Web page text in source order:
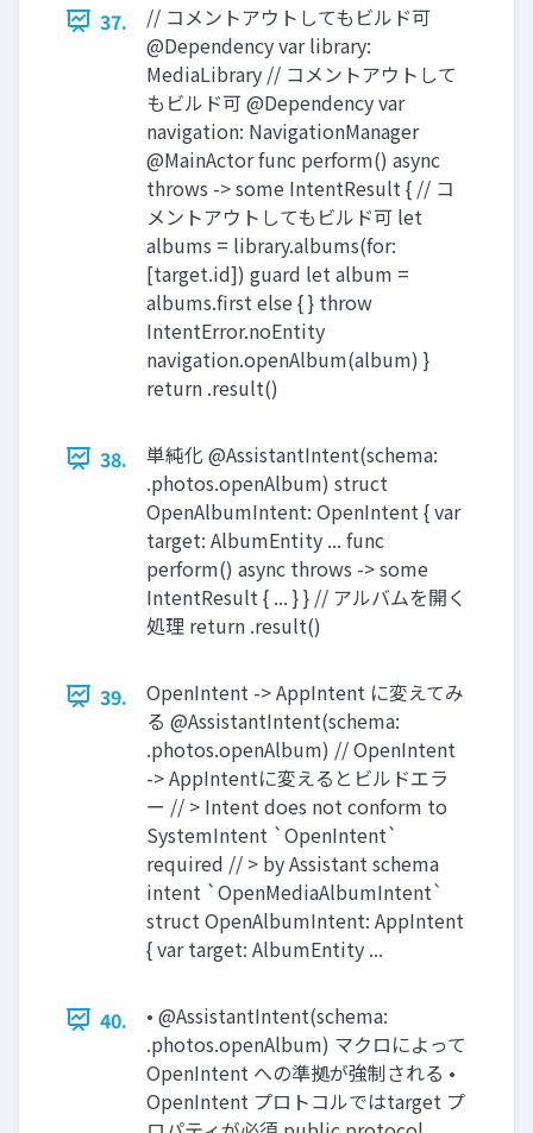
37.
// コメントアウトしてもビルド可
@Dependency var library:
MediaLibrary // コメントアウトして
もビルド可 @Dependency var
navigation: NavigationManager
@MainActor func perform() async
throws -> some IntentResult { // コ
メントアウトしてもビルド可 let
albums = library.albums(for:
[target.id]) guard let album =
albums.first else { } throw
IntentError.noEntity
navigation.openAlbum(album) }
return .result()
38.
単純化 @AssistantIntent(schema:
.photos.openAlbum) struct
OpenAlbumIntent: OpenIntent { var
target: AlbumEntity ... func
perform() async throws -> some
IntentResult { ... } } // アルバムを開く
処理 return .result()
39.
OpenIntent -> AppIntent に変えてみ
る @AssistantIntent(schema:
.photos.openAlbum) // OpenIntent
-> AppIntentに変えるとビルドエラ
ー // > Intent does not conform to
SystemIntent `OpenIntent`
required // > by Assistant schema
intent `OpenMediaAlbumIntent`
struct OpenAlbumIntent: AppIntent
{ var target: AlbumEntity ...
40.
• @AssistantIntent(schema:
.photos.openAlbum) マクロによって
OpenIntent への準拠が強制される •
OpenIntent プロトコルではtarget プ